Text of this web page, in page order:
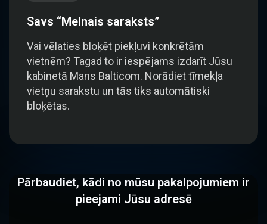
Savs “Melnais saraksts”
Vai vēlaties bloķēt piekļuvi konkrētām
vietnēm? Tagad to ir iespējams izdarīt Jūsu
kabinetā Mans Balticom. Norādiet tīmekļa
vietņu sarakstu un tās tiks automātiski
bloķētas.
Pārbaudiet, kādi no mūsu pakalpojumiem ir
pieejami Jūsu adresē